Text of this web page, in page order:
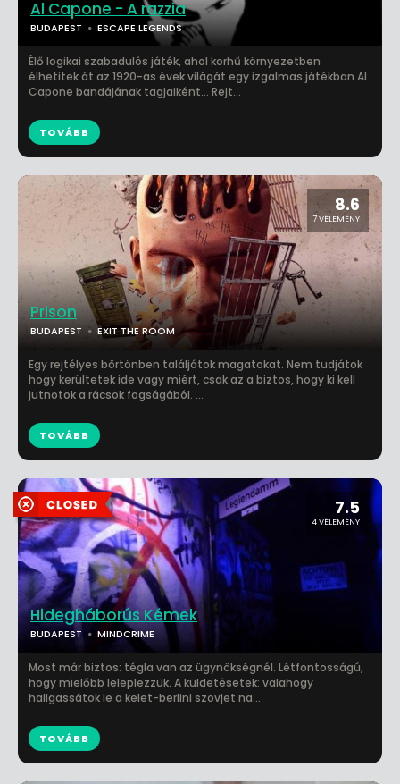
Al Capone - A razzia
BUDAPEST ESCAPE LEGENDS
Élő logikai szabadulós játék, ahol korhű környezetben
élhetitek át az 1920-as évek világát egy izgalmas játékban Al
Capone bandájának tagjaiként... Rejt...
TOVÁBB
8.6
7 VÉLEMÉNY
Prison
BUDAPEST EXIT THE ROOM
Egy rejtélyes börtönben találjátok magatokat. Nem tudjátok
hogy kerültetek ide vagy miért, csak az a biztos, hogy ki kell
jutnotok a rácsok fogságából. ...
TOVÁBB
7.5
4 VÉLEMÉNY
Hidegháborús Kémek
BUDAPEST MINDCRIME
Most már biztos: tégla van az ügynökségnél. Létfontosságú,
hogy mielőbb leleplezzük. A küldetésetek: valahogy
hallgassátok le a kelet-berlini szovjet na...
TOVÁBB